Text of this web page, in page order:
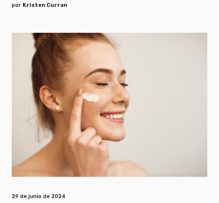
por Kristen Curran
29 de junio de 2024